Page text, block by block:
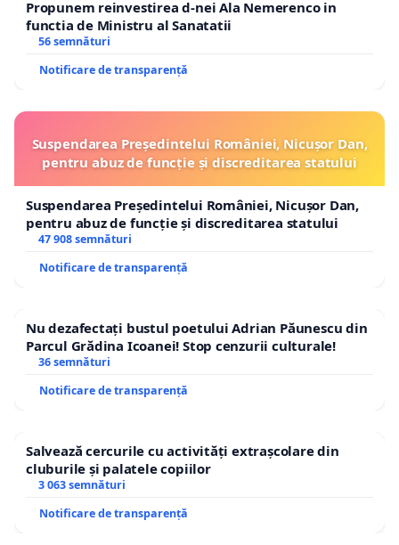
Propunem reinvestirea d-nei Ala Nemerenco in
functia de Ministru al Sanatatii
56 semnături
Notificare de transparență
Suspendarea Președintelui României, Nicușor Dan,
pentru abuz de funcție și discreditarea statului
Suspendarea Președintelui României, Nicușor Dan,
pentru abuz de funcție și discreditarea statului
47 908 semnături
Notificare de transparență
Nu dezafectați bustul poetului Adrian Păunescu din
Parcul Grădina Icoanei! Stop cenzurii culturale!
36 semnături
Notificare de transparență
Salvează cercurile cu activități extrașcolare din
cluburile și palatele copiilor
3 063 semnături
Notificare de transparență